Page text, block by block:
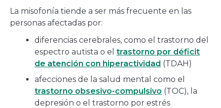
La misofonía tiende a ser más frecuente en las
personas afectadas por:
diferencias cerebrales, como el trastorno del
espectro autista o el trastorno por déficit
de atención con hiperactividad (TDAH)
afecciones de la salud mental como el
trastorno obsesivo-compulsivo (TOC), la
depresión o el trastorno por estrés